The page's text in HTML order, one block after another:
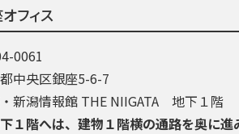
フィス
0061
中央区銀座5-6-7
新潟情報館 THE NIIGATA 地下１階
１階へは、建物１階横の通路を奥に進